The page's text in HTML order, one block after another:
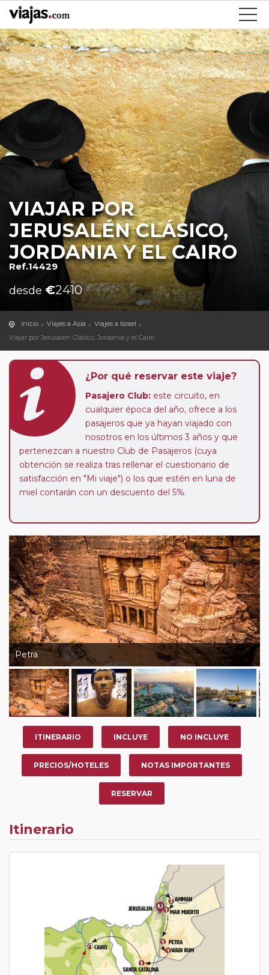
VIAJAR POR
JERUSALÉN CLÁSICO,
JORDANIA Y EL CAIRO
Ref.14429
desde €2410
Inicio Viajes a Asia
Viajes a Israel
Viajar por Jerusalén Clásico, Jordania y el Cairo
¿Por qué reservar este viaje?
Pasajero Club: este circuito, en
cualquier época del año, ofrece a los
pasajeros que ya hayan viajado con
nosotros en los últimos 3 años y que
pertenezcan a nuestro Club de Pasajeros (cuya
obtención se realiza tras rellenar el cuestionario de
satisfacción en "Mi viaje") o los que estén en luna de
miel contarán con un descuento del 5%.
Petra
ITINERARIO INCLUYE NO INCLUYE
PRECIOS/HOTELES NOTAS IMPORTANTES
RESERVAR
Itinerario